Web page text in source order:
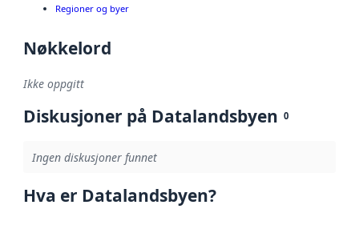
Regioner og byer
Nøkkelord
Ikke oppgitt
Diskusjoner på Datalandsbyen 0
Ingen diskusjoner funnet
Hva er Datalandsbyen?